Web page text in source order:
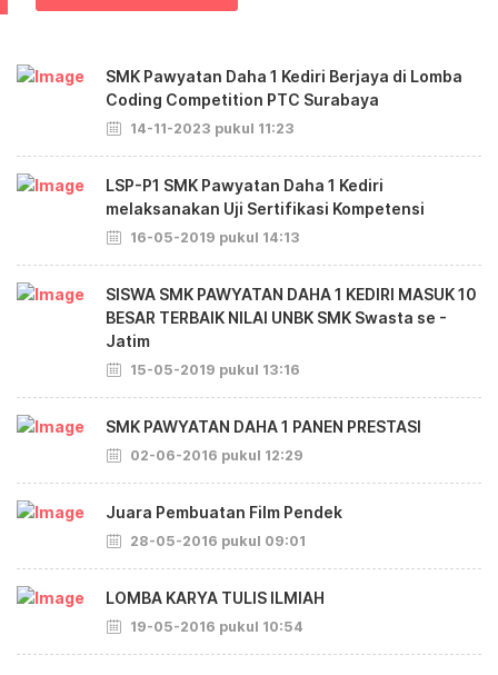
SMK Pawyatan Daha 1 Kediri Berjaya di Lomba
Coding Competition PTC Surabaya
14-11-2023 pukul 11:23
LSP-P1 SMK Pawyatan Daha 1 Kediri
melaksanakan Uji Sertifikasi Kompetensi
16-05-2019 pukul 14:13
SISWA SMK PAWYATAN DAHA 1 KEDIRI MASUK 10
BESAR TERBAIK NILAI UNBK SMK Swasta se -
Jatim
15-05-2019 pukul 13:16
SMK PAWYATAN DAHA 1 PANEN PRESTASI
02-06-2016 pukul 12:29
Juara Pembuatan Film Pendek
28-05-2016 pukul 09:01
LOMBA KARYA TULIS ILMIAH
19-05-2016 pukul 10:54